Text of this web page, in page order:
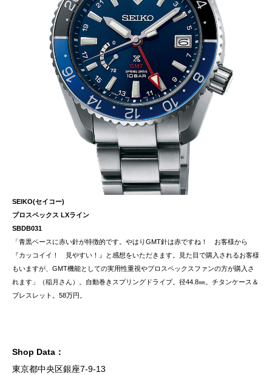
SEIKO(セイコー)
プロスペックス LXライン
SBDB031
「青黒ベースに赤い針が特徴的です。やはりGMT針は赤ですね！ お客様から
『カッコイイ！ 見やすい！』と感想をいただきます。見た目で購入されるお客様
もいますが、GMT機能としての実用性重視やプロスペックスファンの方が購入さ
れます」（稲月さん）。自動巻きスプリングドライブ。径44.8㎜。チタンケース＆
ブレスレット。58万円。
Shop Data：
東京都中央区銀座7-9-13